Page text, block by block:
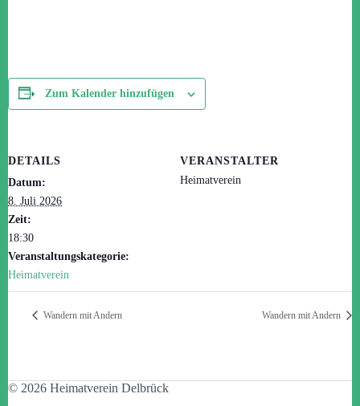
Zum Kalender hinzufügen
DETAILS
Datum:
8. Juli 2026
Zeit:
18:30
Veranstaltungskategorie:
Heimatverein
VERANSTALTER
Heimatverein
Wandern mit Andern Wandern mit Andern
© 2026 Heimatverein Delbrück